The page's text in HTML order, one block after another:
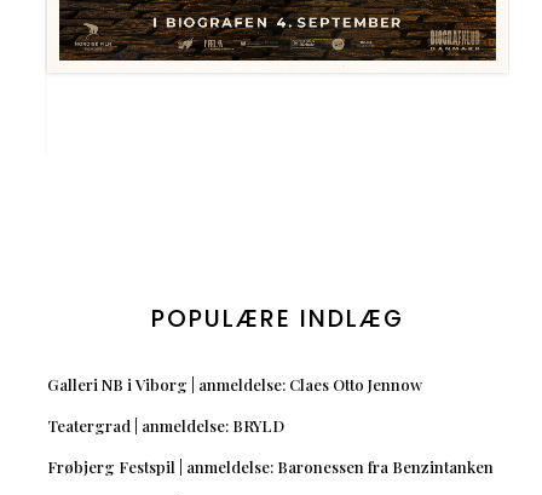
POPULÆRE INDLÆG
Galleri NB i Viborg | anmeldelse: Claes Otto Jennow
Teatergrad | anmeldelse: BRYLD
Frøbjerg Festspil | anmeldelse: Baronessen fra Benzintanken